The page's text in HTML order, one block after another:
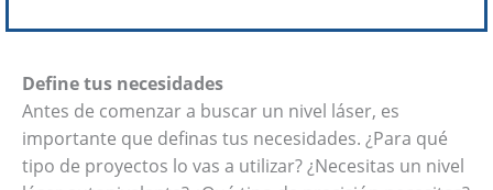
Define tus necesidades
Antes de comenzar a buscar un nivel láser, es
importante que definas tus necesidades. ¿Para qué
tipo de proyectos lo vas a utilizar? ¿Necesitas un nivel